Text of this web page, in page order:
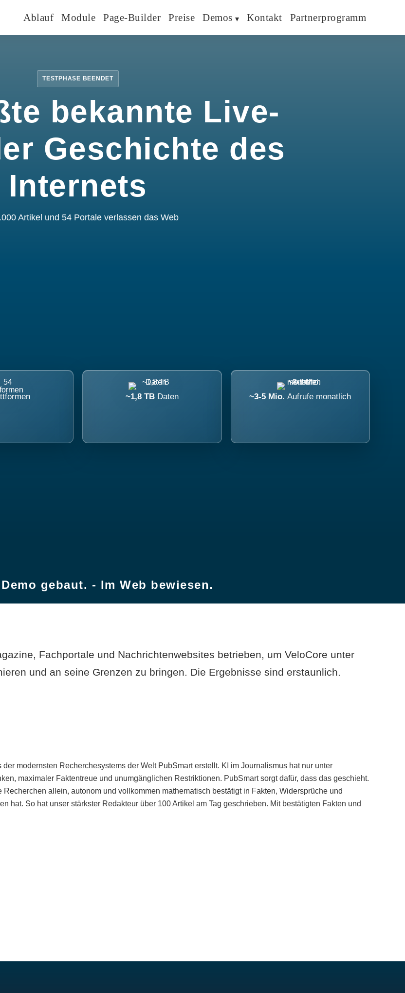
Ablauf Module Page-Builder Preise Demos Kontakt Partnerprogramm
TESTPHASE BEENDET
bekannte Live-
Geschichte des
Internets
Artikel und 54 Portale verlassen das Web
~1,8 TB Daten ~3-5 Mio.Aufrufe monatlich
gebaut. - Im Web bewiesen.
Fachportale und Nachrichtenwebsites betrieben, um VeloCore unter
und an seine Grenzen zu bringen. Die Ergebnisse sind erstaunlich.
modernsten Recherchesystems der Welt PubSmart erstellt. KI im Journalismus hat nur unter
maximaler Faktentreue und unumgänglichen Restriktionen. PubSmart sorgt dafür, dass das geschieht.
allein, autonom und vollkommen mathematisch bestätigt in Fakten, Widersprüche und
hat. So hat unser stärkster Redakteur über 100 Artikel am Tag geschrieben. Mit bestätigten Fakten und